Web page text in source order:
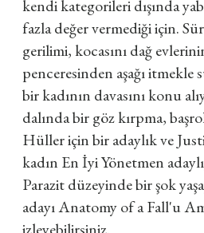
kendi kategorileri dışında
fazla değer vermediği için.
gerilimi, kocasını dağ
penceresinden aşağı itmekle
bir kadının davasını konu
dalında bir göz kırpma,
Hüller için bir adaylık ve
kadın En İyi Yönetmen
Parazit düzeyinde bir şok
adayı Anatomy of a Fall'u